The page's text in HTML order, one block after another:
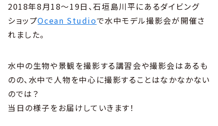
2018年8月18〜19日、石垣島川平にあるダイビング
ショップOcean Studioで水中モデル撮影会が開催さ
れました。
水中の生物や景観を撮影する講習会や撮影会はあるも
のの、水中で人物を中心に撮影することはなかなかない
のでは？
当日の様子をお届けしていきます！